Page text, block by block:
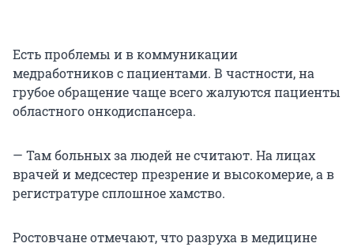
Есть проблемы и в коммуникации
медработников с пациентами. В частности, на
грубое обращение чаще всего жалуются пациенты
областного онкодиспансера.
— Там больных за людей не считают. На лицах
врачей и медсестер презрение и высокомерие, а в
регистратуре сплошное хамство.
Ростовчане отмечают, что разруха в медицине